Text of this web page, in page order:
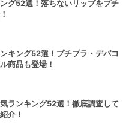
グ52選！落ちないリップをプチ
キング52選！プチプラ・デパコ
商品も登場！
ランキング52選！徹底調査して
介！